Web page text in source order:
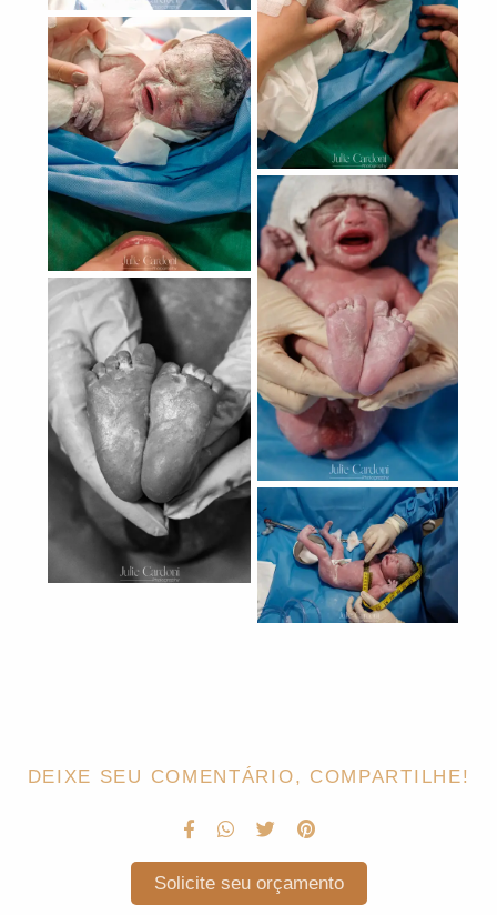
DEIXE SEU COMENTÁRIO, COMPARTILHE!
Solicite seu orçamento